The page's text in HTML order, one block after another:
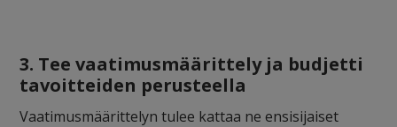
3. Tee vaatimusmäärittely ja budjetti
tavoitteiden perusteella
Vaatimusmäärittelyn tulee kattaa ne ensisijaiset